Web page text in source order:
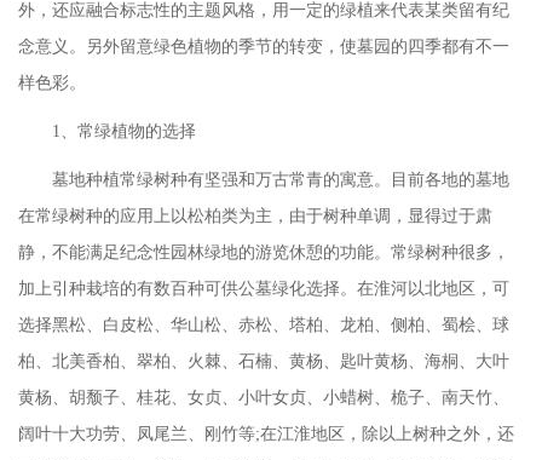
外，还应融合标志性的主题风格，用一定的绿植来代表某类留有纪
念意义。另外留意绿色植物的季节的转变，使墓园的四季都有不一
样色彩。
1、常绿植物的选择
墓地种植常绿树种有坚强和万古常青的寓意。目前各地的墓地
在常绿树种的应用上以松柏类为主，由于树种单调，显得过于肃
静，不能满足纪念性园林绿地的游览休憩的功能。常绿树种很多，
加上引种栽培的有数百种可供公墓绿化选择。在淮河以北地区，可
选择黑松、白皮松、华山松、赤松、塔柏、龙柏、侧柏、蜀桧、球
柏、北美香柏、翠柏、火棘、石楠、黄杨、匙叶黄杨、海桐、大叶
黄杨、胡颓子、桂花、女贞、小叶女贞、小蜡树、桅子、南天竹、
阔叶十大功劳、凤尾兰、刚竹等;在江淮地区，除以上树种之外，还